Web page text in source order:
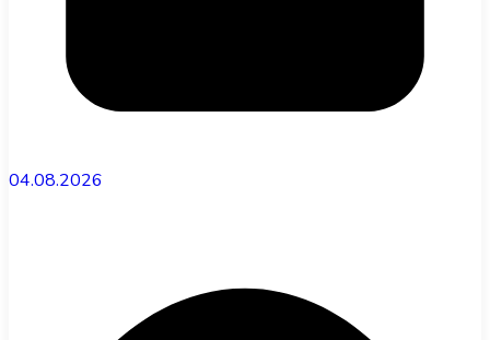
04.08.2026